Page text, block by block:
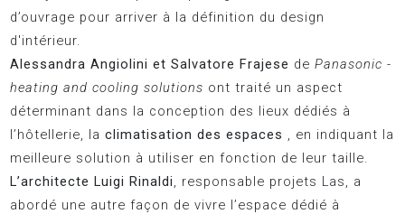
d’ouvrage pour arriver à la définition du design
d'intérieur.
Alessandra Angiolini et Salvatore Frajese de Panasonic -
heating and cooling solutions ont traité un aspect
déterminant dans la conception des lieux dédiés à
l’hôtellerie, la climatisation des espaces , en indiquant la
meilleure solution à utiliser en fonction de leur taille.
L’architecte Luigi Rinaldi, responsable projets Las, a
abordé une autre façon de vivre l’espace dédié à